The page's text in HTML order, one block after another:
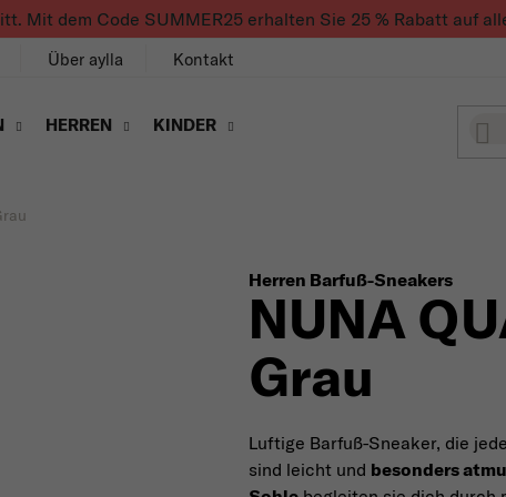
Mit dem Code SUMMER25 erhalten Sie 25 % Rabatt auf
Über aylla Kontakt
HERREN KINDER
Herren Barfuß-Sneakers
NUNA
Grau
Luftige Barfuß-Sneaker, die
sind leicht und besonders